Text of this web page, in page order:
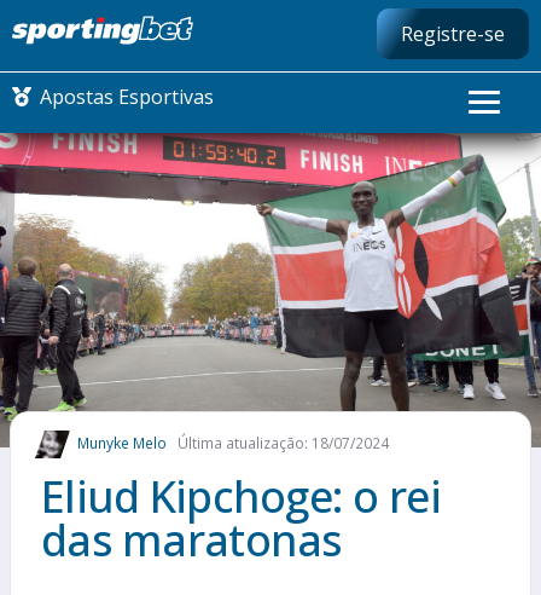
Registre-se
Apostas Esportivas
CONMEBOL LIBERTADORES
FUTEBOL NACIONAL
FUTEBOL INTERNACIONAL
MAIS ESPORTES
Munyke Melo Última atualização: 18/07/2024
Eliud Kipchoge: o rei
das maratonas